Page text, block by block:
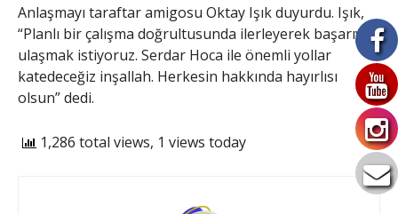
Anlaşmayı taraftar amigosu Oktay Işık duyurdu. Işık,
“Planlı bir çalışma doğrultusunda ilerleyerek başarıya
ulaşmak istiyoruz. Serdar Hoca ile önemli yollar
katedeceğiz inşallah. Herkesin hakkında hayırlısı
olsun” dedi.
1,286 total views, 1 views today